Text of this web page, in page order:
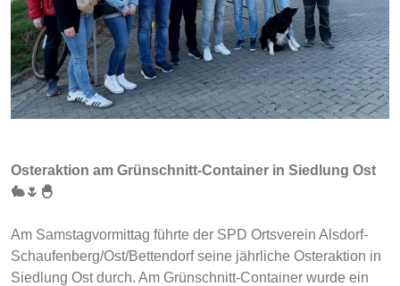
Osteraktion am Grünschnitt-Container in Siedlung Ost
🐇🌷🐣
Am Samstagvormittag führte der SPD Ortsverein Alsdorf-
Schaufenberg/Ost/Bettendorf seine jährliche Osteraktion in
Siedlung Ost durch. Am Grünschnitt-Container wurde ein